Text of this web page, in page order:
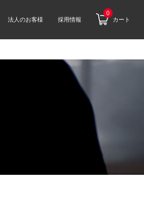
法人のお客様 採用情報
0
カート